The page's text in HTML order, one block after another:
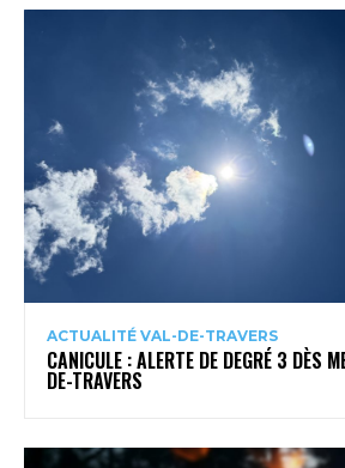
ACTUALITÉ VAL-DE-TRAVERS
CANICULE : ALERTE DE DEGRÉ 3 DÈS
DE-TRAVERS